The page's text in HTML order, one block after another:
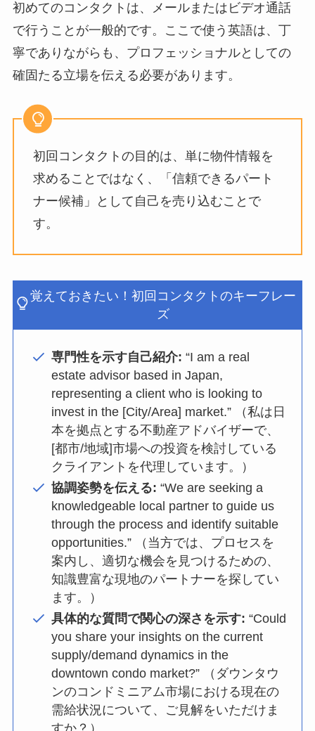
初めてのコンタクトは、メールまたはビデオ通話
で行うことが一般的です。ここで使う英語は、丁
寧でありながらも、プロフェッショナルとしての
確固たる立場を伝える必要があります。
初回コンタクトの目的は、単に物件情報を
求めることではなく、「信頼できるパート
ナー候補」として自己を売り込むことで
す。
覚えておきたい！初回コンタクトのキーフレー
ズ
専門性を示す自己紹介: “I am a real
estate advisor based in Japan,
representing a client who is looking to
invest in the [City/Area] market.” （私は日
本を拠点とする不動産アドバイザーで、
[都市/地域]市場への投資を検討している
クライアントを代理しています。）
協調姿勢を伝える: “We are seeking a
knowledgeable local partner to guide us
through the process and identify suitable
opportunities.” （当方では、プロセスを
案内し、適切な機会を見つけるための、
知識豊富な現地のパートナーを探してい
ます。）
具体的な質問で関心の深さを示す: “Could
you share your insights on the current
supply/demand dynamics in the
downtown condo market?” （ダウンタウ
ンのコンドミニアム市場における現在の
需給状況について、ご見解をいただけま